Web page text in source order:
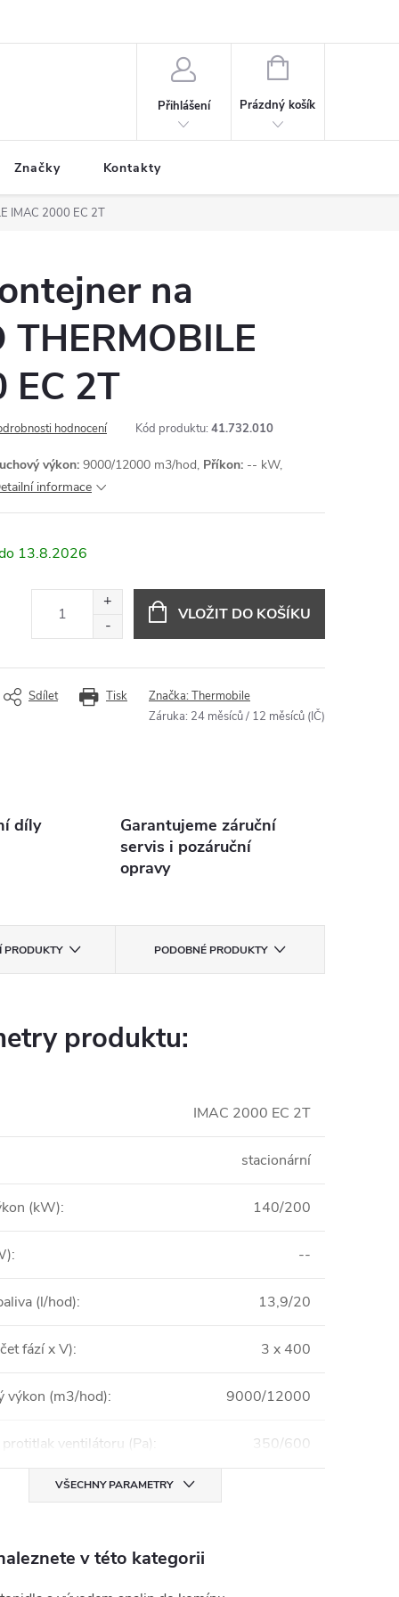
Přihlášení
NÁKUPNÍ
Prázdný košík
Značky Kontakty
IMAC 2000 EC 2T
na
THERMOBILE
EC 2T
hodnocení Kód produktu: 41.732.010
výkon: 9000/12000 m3/hod, Příkon: -- kW,
informace
13.8.2026
VLOŽIT DO KOŠÍKU
Tisk
Sdílet Značka:Thermobile
Záruka: 24 měsíců / 12 měsíců (IČ)
díly
Garantujeme záruční
servis i pozáruční
opravy
PRODUKTY PODOBNÉ PRODUKTY
produktu:
IMAC 2000 EC 2T
stacionární
(kW): 140/200
: --
(l/hod): 13,9/20
fází x V): 3 x 400
výkon (m3/hod): 9000/12000
ventilátoru (Pa): 350/600
VŠECHNY PARAMETRY
v této kategorii